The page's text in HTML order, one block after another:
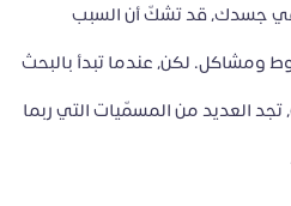
جسدك، قد تشكّ أن السبب
ومشاكل. لكن، عندما تبدأ بالبحث
العديد من المسمّيات التي ربما